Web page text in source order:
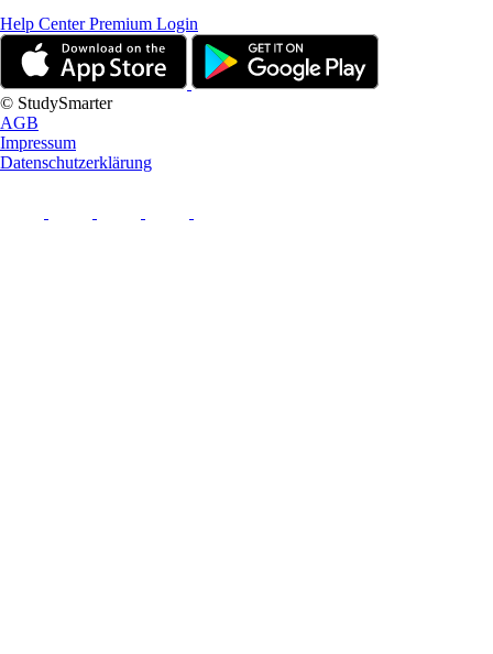
Help CenterPremium Login
© StudySmarter
AGB
Impressum
Datenschutzerklärung